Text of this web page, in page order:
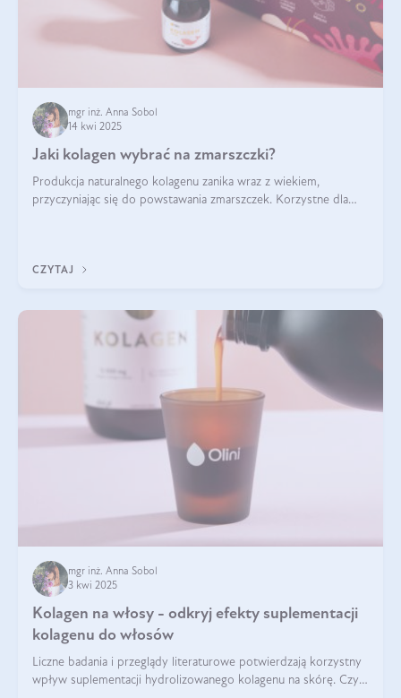
mgr inż. Anna Sobol
14 kwi 2025
Jaki kolagen wybrać na zmarszczki?
Produkcja naturalnego kolagenu zanika wraz z wiekiem,
przyczyniając się do powstawania zmarszczek. Korzystne dla
CZYTAJ
mgr inż. Anna Sobol
3 kwi 2025
Kolagen na włosy - odkryj efekty suplementacji
kolagenu do włosów
Liczne badania i przeglądy literaturowe potwierdzają korzystny
wpływ suplementacji hydrolizowanego kolagenu na skórę. Czy